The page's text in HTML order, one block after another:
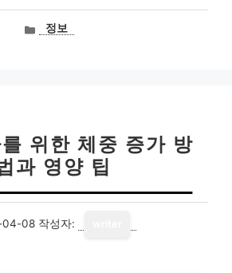
카정보
위한 체중 증가 방
과 영양 팁
04-08 작성자: